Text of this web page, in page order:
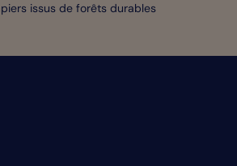
issus de forêts durables